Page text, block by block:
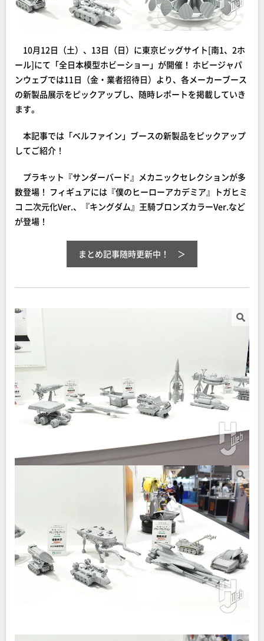
10月12日（土）、13日（日）に東京ビッグサイト[南1、2ホ
ール]にて「全日本模型ホビーショー」が開催！ ホビージャパ
ンウェブでは11日（金・業者招待日）より、各メーカーブース
の新製品展示をピックアップし、随時レポートを掲載していき
ます。
本記事では「ベルファイン」ブースの新製品をピックアップ
してご紹介！
プラキット『サンダーバード』メカニックセレクションが多
数登場！ フィギュアには『僕のヒーローアカデミア』トガヒミ
コ 二次元化Ver.、『キングダム』王騎ブロンズカラーVer.など
が登場！
まとめ記事随時更新中！